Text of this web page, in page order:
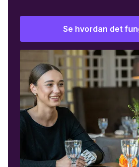
Se hvordan det